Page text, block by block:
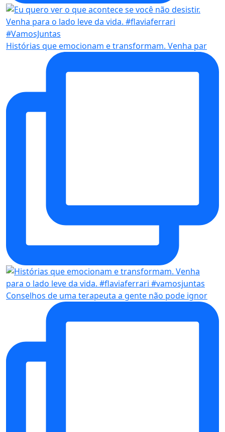
Histórias que emocionam e transformam. Venha par
Conselhos de uma terapeuta a gente não pode ignor